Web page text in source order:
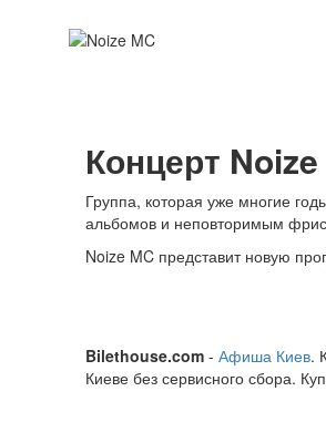
Концерт
Группа, которая уже многие
альбомов и неповторимым
Noize MC представит новую
Bilethouse.com - Афиша Киев.
Киеве без сервисного сбора.